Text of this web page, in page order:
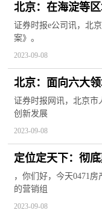
北京：在海淀等
细分产业
证券时报e公司讯，北
案》。
2023-09-08
北京：面向六大
证券时报网讯，北京市
创新发展
2023-09-08
定位定天下：彻
(关于定位定天下
战略简述)
，你们好，今天0471
的营销组
2023-09-08